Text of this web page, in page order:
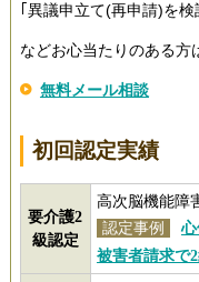
｢異議申立て(再申請)を
などお心当たりのある方
無料メール相談
初回認定実績
要介護2
級認定
高次脳機能障
認定事例
被害者請求で